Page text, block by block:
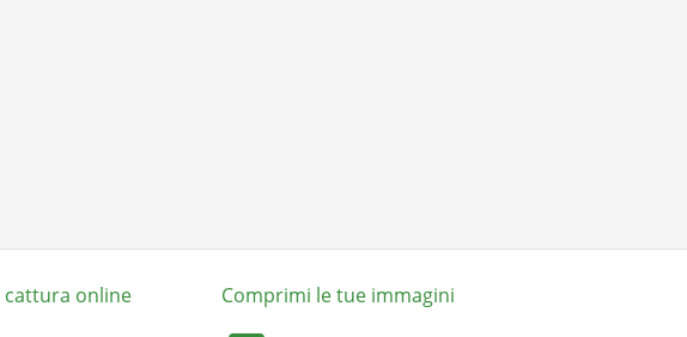
online Comprimi le tue immagini